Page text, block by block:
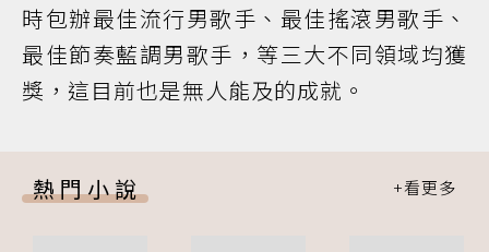
時包辦最佳流行男歌手、最佳搖滾男歌手、
最佳節奏藍調男歌手，等三大不同領域均獲
獎，這目前也是無人能及的成就。
熱門小說